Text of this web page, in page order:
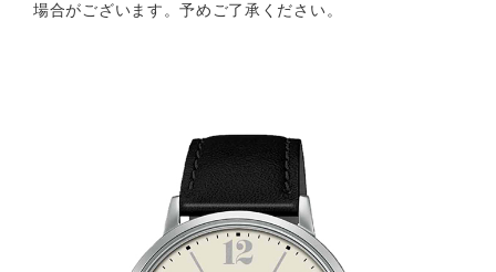
場合がございます。予めご了承ください。